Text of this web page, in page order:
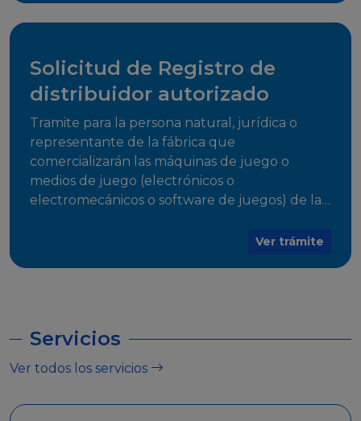
Solicitud de Registro de
distribuidor autorizado
Tramite para la persona natural, jurídica o
representante de la fábrica que
comercializarán las máquinas de juego o
medios de juego (electrónicos o
electromecánicos o software de juegos) de las
Ver trámite
Servicios
Ver todos los servicios